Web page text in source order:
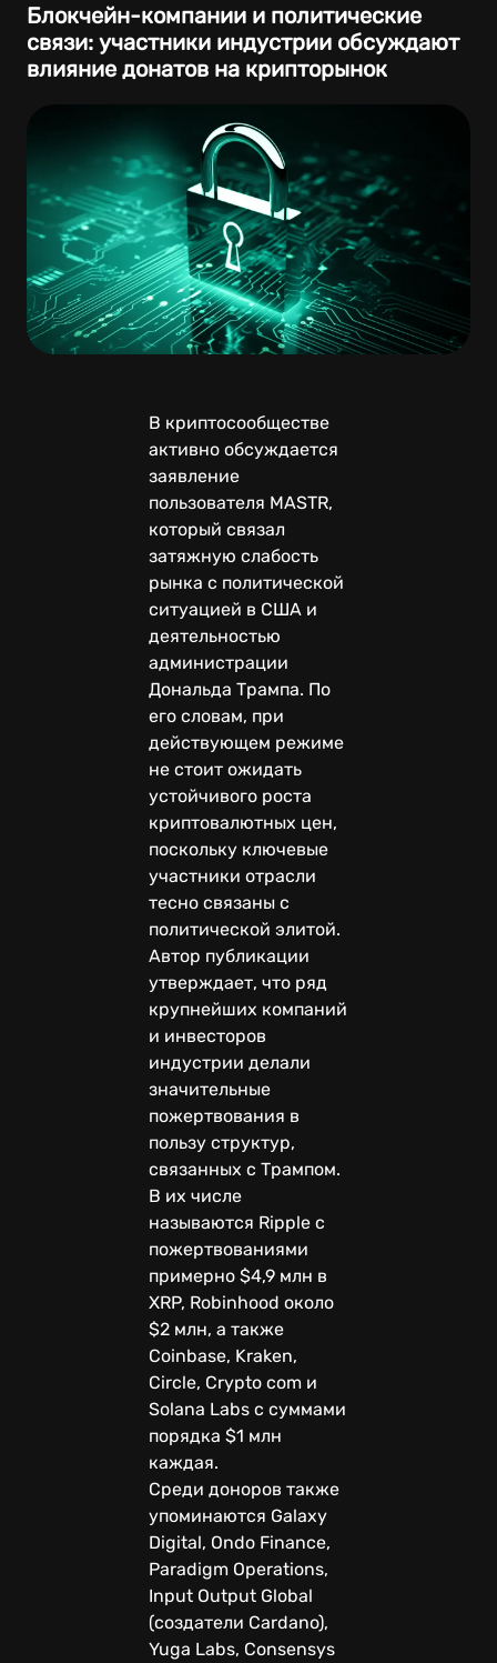
Блокчейн-компании и политические
связи: участники индустрии обсуждают
влияние донатов на крипторынок
В криптосообществе
активно обсуждается
заявление
пользователя MASTR,
который связал
затяжную слабость
рынка с политической
ситуацией в США и
деятельностью
администрации
Дональда Трампа. По
его словам, при
действующем режиме
не стоит ожидать
устойчивого роста
криптовалютных цен,
поскольку ключевые
участники отрасли
тесно связаны с
политической элитой.
Автор публикации
утверждает, что ряд
крупнейших компаний
и инвесторов
индустрии делали
значительные
пожертвования в
пользу структур,
связанных с Трампом.
В их числе
называются Ripple с
пожертвованиями
примерно $4,9 млн в
XRP, Robinhood около
$2 млн, а также
Coinbase, Kraken,
Circle, Crypto com и
Solana Labs с суммами
порядка $1 млн
каждая.
Среди доноров также
упоминаются Galaxy
Digital, Ondo Finance,
Paradigm Operations,
Input Output Global
(создатели Cardano),
Yuga Labs, Consensys